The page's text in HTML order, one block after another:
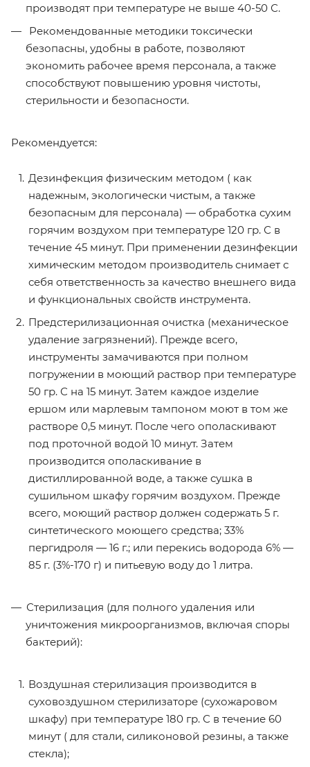
производят при температуре не выше 40-50 С.
Рекомендованные методики токсически
безопасны, удобны в работе, позволяют
экономить рабочее время персонала, а также
способствуют повышению уровня чистоты,
стерильности и безопасности.
Рекомендуется:
Дезинфекция физическим методом ( как
надежным, экологически чистым, а также
безопасным для персонала) — обработка сухим
горячим воздухом при температуре 120 гр. С в
течение 45 минут. При применении дезинфекции
химическим методом производитель снимает с
себя ответственность за качество внешнего вида
и функциональных свойств инструмента.
Предстерилизационная очистка (механическое
удаление загрязнений). Прежде всего,
инструменты замачиваются при полном
погружении в моющий раствор при температуре
50 гр. С на 15 минут. Затем каждое изделие
ершом или марлевым тампоном моют в том же
растворе 0,5 минут. После чего ополаскивают
под проточной водой 10 минут. Затем
производится ополаскивание в
дистиллированной воде, а также сушка в
сушильном шкафу горячим воздухом. Прежде
всего, моющий раствор должен содержать 5 г.
синтетического моющего средства; 33%
пергидроля — 16 г.; или перекись водорода 6% —
85 г. (3%-170 г) и питьевую воду до 1 литра.
Стерилизация (для полного удаления или
уничтожения микроорганизмов, включая споры
бактерий):
Воздушная стерилизация производится в
суховоздушном стерилизаторе (сухожаровом
шкафу) при температуре 180 гр. С в течение 60
минут ( для стали, силиконовой резины, а также
стекла);